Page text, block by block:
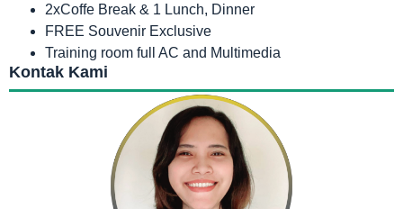
2xCoffe Break & 1 Lunch, Dinner
FREE Souvenir Exclusive
Training room full AC and Multimedia
Kontak Kami